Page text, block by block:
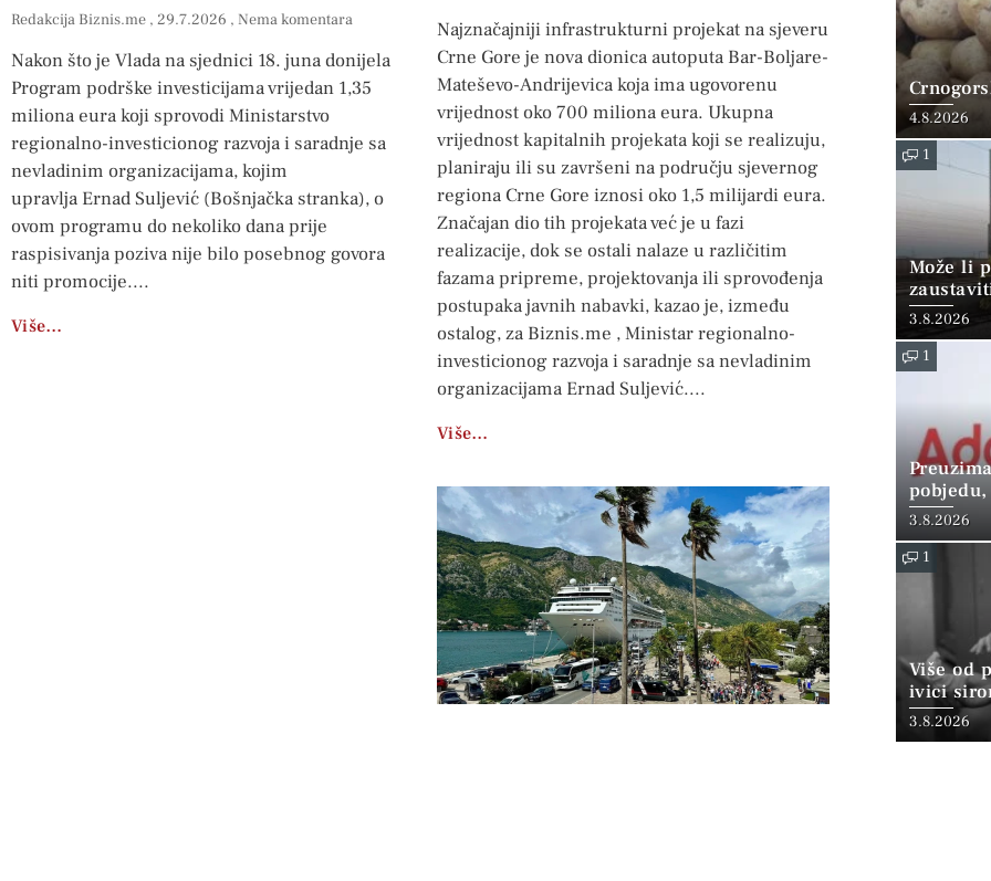
Redakcija Biznis.me 29.7.2026 Nema komentara
Nakon što je Vlada na sjednici 18. juna donijela
Program podrške investicijama vrijedan 1,35
miliona eura koji sprovodi Ministarstvo
regionalno-investicionog razvoja i saradnje sa
nevladinim organizacijama, kojim
upravlja Ernad Suljević (Bošnjačka stranka), o
ovom programu do nekoliko dana prije
raspisivanja poziva nije bilo posebnog govora
niti promocije.
Više…
Najznačajniji infrastrukturni projekat na sjeveru
Crne Gore je nova dionica autoputa Bar-Boljare-
Mateševo-Andrijevica koja ima ugovorenu
vrijednost oko 700 miliona eura. Ukupna
vrijednost kapitalnih projekata koji se realizuju,
planiraju ili su završeni na području sjevernog
regiona Crne Gore iznosi oko 1,5 milijardi eura.
Značajan dio tih projekata već je u fazi
realizacije, dok se ostali nalaze u različitim
fazama pripreme, projektovanja ili sprovođenja
postupaka javnih nabavki, kazao je, između
ostalog, za Biznis.me , Ministar regionalno-
investicionog razvoja i saradnje sa nevladinim
organizacijama Ernad Suljević.
Više…
4.8.2026
1
Može li
3.8.2026
1
3.8.2026
1
Više od
ivici
3.8.2026